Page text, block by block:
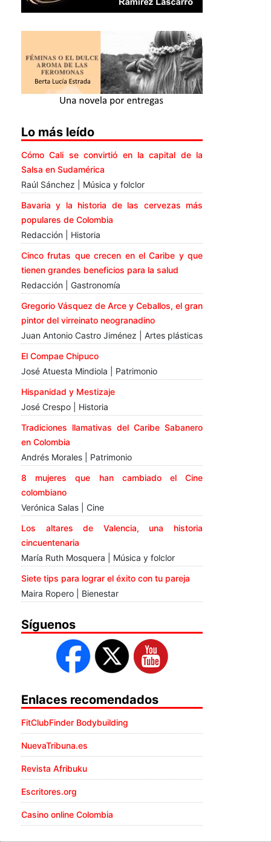
Lo más leído
Cómo Cali se convirtió en la capital de la
Salsa en Sudamérica
Raúl Sánchez | Música y folclor
Bavaria y la historia de las cervezas más
populares de Colombia
Redacción | Historia
Cinco frutas que crecen en el Caribe y que
tienen grandes beneficios para la salud
Redacción | Gastronomía
Gregorio Vásquez de Arce y Ceballos, el gran
pintor del virreinato neogranadino
Juan Antonio Castro Jiménez | Artes plásticas
El Compae Chipuco
José Atuesta Mindiola | Patrimonio
Hispanidad y Mestizaje
José Crespo | Historia
Tradiciones llamativas del Caribe Sabanero
en Colombia
Andrés Morales | Patrimonio
8 mujeres que han cambiado el Cine
colombiano
Verónica Salas | Cine
Los altares de Valencia, una historia
cincuentenaria
María Ruth Mosquera | Música y folclor
Siete tips para lograr el éxito con tu pareja
Maira Ropero | Bienestar
Síguenos
Enlaces recomendados
FitClubFinder Bodybuilding
NuevaTribuna.es
Revista Afribuku
Escritores.org
Casino online Colombia